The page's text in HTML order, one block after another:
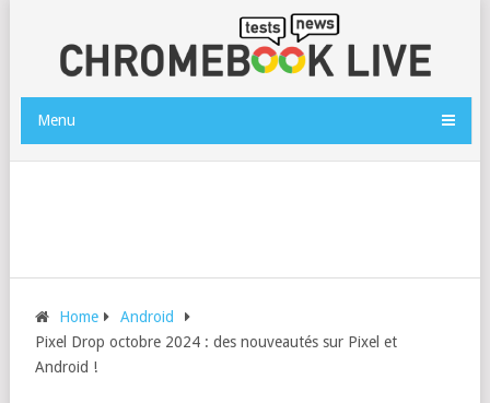
Menu
Home
Android
Pixel Drop octobre 2024 : des nouveautés sur Pixel et
Android !